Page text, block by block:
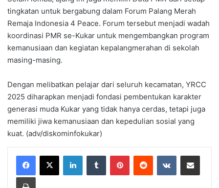
tingkatan untuk bergabung dalam Forum Palang Merah
Remaja Indonesia 4 Peace. Forum tersebut menjadi wadah
koordinasi PMR se-Kukar untuk mengembangkan program
kemanusiaan dan kegiatan kepalangmerahan di sekolah
masing-masing.
Dengan melibatkan pelajar dari seluruh kecamatan, YRCC
2025 diharapkan menjadi fondasi pembentukan karakter
generasi muda Kukar yang tidak hanya cerdas, tetapi juga
memiliki jiwa kemanusiaan dan kepedulian sosial yang
kuat. (adv/diskominfokukar)
LinkedInTumblr PinterestReddit VKontakteShare via Email
Print